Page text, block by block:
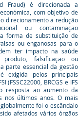
Fraud) é direcionada a
com objetivo de
direcionamento a redução
ou contaminação
forma de substituição de
ou enganosas para o
ter impacto na saúde
falsificação ou
parte essencial da gestão
exigida pelos principais
(FSSC22000, BRCGS e IFS
resposta ao aumento da
nos últimos anos. O mais
foi o escândalo
afetados vários órgãos